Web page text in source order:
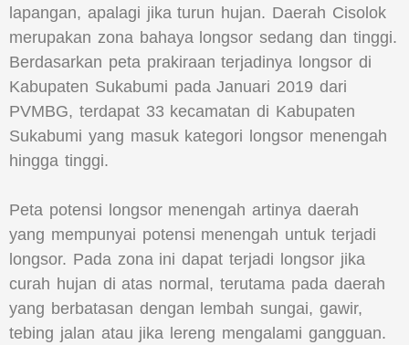
lapangan, apalagi jika turun hujan. Daerah Cisolok
merupakan zona bahaya longsor sedang dan tinggi.
Berdasarkan peta prakiraan terjadinya longsor di
Kabupaten Sukabumi pada Januari 2019 dari
PVMBG, terdapat 33 kecamatan di Kabupaten
Sukabumi yang masuk kategori longsor menengah
hingga tinggi.
Peta potensi longsor menengah artinya daerah
yang mempunyai potensi menengah untuk terjadi
longsor. Pada zona ini dapat terjadi longsor jika
curah hujan di atas normal, terutama pada daerah
yang berbatasan dengan lembah sungai, gawir,
tebing jalan atau jika lereng mengalami gangguan.